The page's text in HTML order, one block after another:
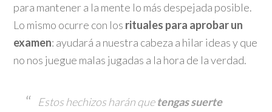
para mantener a la mente lo más despejada posible.
Lo mismo ocurre con los rituales para aprobar un
examen: ayudará a nuestra cabeza a hilar ideas y que
no nos juegue malas jugadas a la hora de la verdad.
Estos hechizos harán quetengas suerte